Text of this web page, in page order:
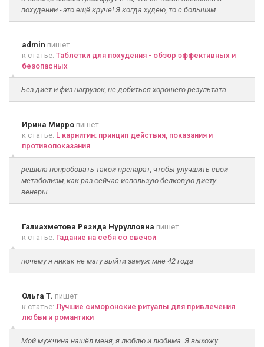
похудении - это ещё круче! Я когда худею, то с большим...
admin пишет
к статье: Таблетки для похудения - обзор эффективных и
безопасных
Без диет и физ нагрузок, не добиться хорошего результата
Ирина Мирро пишет
к статье: L карнитин: принцип действия, показания и
противопоказания
решила попробовать такой препарат, чтобы улучшить свой
метаболизм, как раз сейчас использую белковую диету
венеры...
Галиахметова Резида Нурулловна пишет
к статье: Гадание на себя со свечой
почему я никак не магу выйти замуж мне 42 года
Ольга Т. пишет
к статье: Лучшие симоронские ритуалы для привлечения
любви и романтики
Мой мужчина нашёл меня, я люблю и любима. Я выхожу